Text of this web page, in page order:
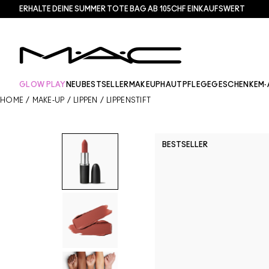
ERHALTE DEINE SUMMER TOTE BAG AB 105CHF EINKAUFSWERT​
GLOW PLAY NEU BESTSELLER MAKEUP HAUTPFLEGEGESCHENKE
HOME / MAKE-UP / LIPPEN / LIPPENSTIFT
BESTSELLER